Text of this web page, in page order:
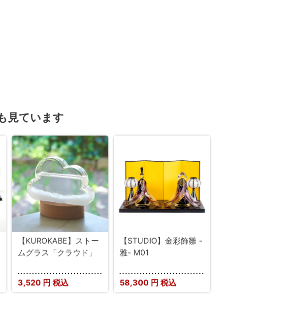
見ています
【KUROKABE】ストー
ムグラス「クラウド」
3,520 円 税込
【STUDIO】金彩飾雛 -
雅- M01
58,300 円 税込